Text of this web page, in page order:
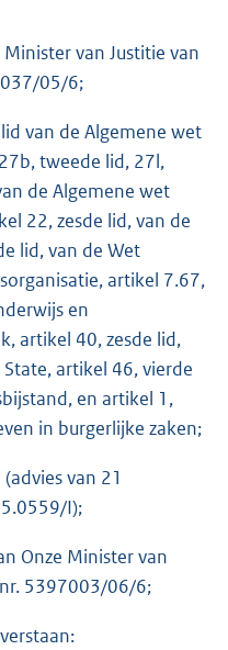
b
van Justitie van
05/6;
van de Algemene wet
tweede lid, 27l,
de Algemene wet
22, zesde lid, van de
lid, van de Wet
artikel 7.67,
en
artikel 40, zesde lid,
artikel 46, vierde
en artikel 1,
in burgerlijke zaken;
van 21
I);
Onze Minister van
5397003/06/6;